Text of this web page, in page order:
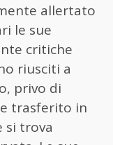
allertato
le sue
critiche
riusciti a
privo di
trasferito in
si trova